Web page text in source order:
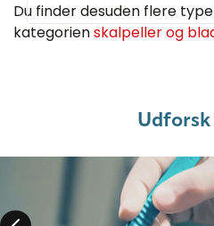
Du finder desuden flere
kategorienskalpeller og
Udforsk